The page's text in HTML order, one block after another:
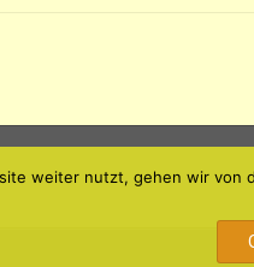
weiter nutzt, gehen wir